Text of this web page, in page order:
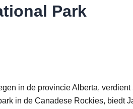
Park
in de provincie Alberta,
in de Canadese Rockies, biedt